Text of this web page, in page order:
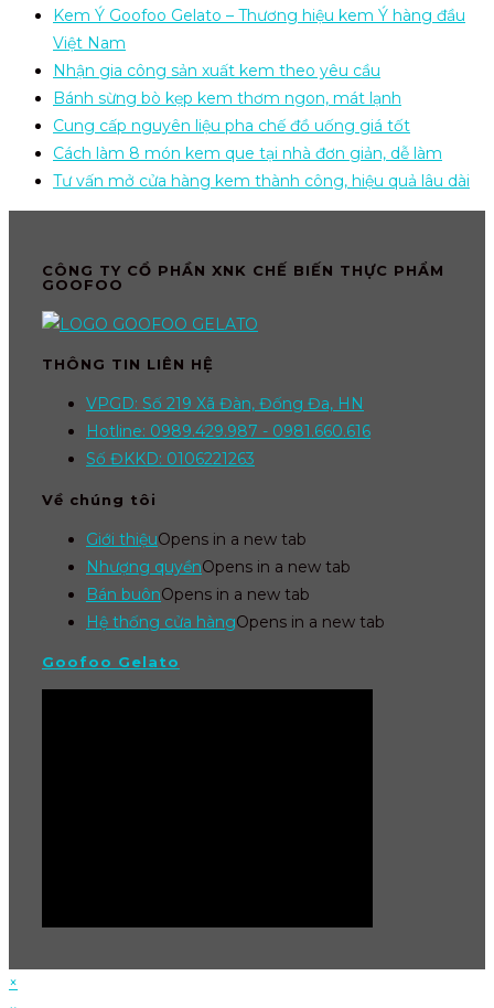
Kem Ý Goofoo Gelato – Thương hiệu kem Ý hàng đầu
Việt Nam
Nhận gia công sản xuất kem theo yêu cầu
Bánh sừng bò kẹp kem thơm ngon, mát lạnh
Cung cấp nguyên liệu pha chế đồ uống giá tốt
Cách làm 8 món kem que tại nhà đơn giản, dễ làm
Tư vấn mở cửa hàng kem thành công, hiệu quả lâu dài
CÔNG TY CỔ PHẦN XNK CHẾ BIẾN THỰC PHẨM
GOOFOO
THÔNG TIN LIÊN HỆ
VPGD: Số 219 Xã Đàn, Đống Đa, HN
Hotline: 0989.429.987 - 0981.660.616
Số ĐKKD: 0106221263
Về chúng tôi
Giới thiệuOpens in a new tab
Nhượng quyềnOpens in a new tab
Bán buônOpens in a new tab
Hệ thống cửa hàngOpens in a new tab
Goofoo Gelato
×